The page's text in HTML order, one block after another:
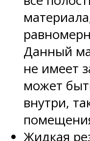
Данный
не имеет
может
внутри,
Жидкая